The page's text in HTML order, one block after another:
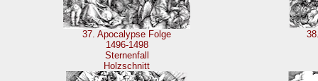
37. Apocalypse Folge
1496-1498
Sternenfall
Holzschnitt